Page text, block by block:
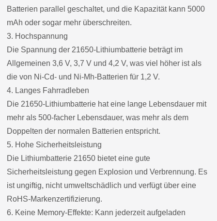
Batterien parallel geschaltet, und die Kapazität kann 5000
mAh oder sogar mehr überschreiten.
3. Hochspannung
Die Spannung der 21650-Lithiumbatterie beträgt im
Allgemeinen 3,6 V, 3,7 V und 4,2 V, was viel höher ist als
die von Ni-Cd- und Ni-Mh-Batterien für 1,2 V.
4. Langes Fahrradleben
Die 21650-Lithiumbatterie hat eine lange Lebensdauer mit
mehr als 500-facher Lebensdauer, was mehr als dem
Doppelten der normalen Batterien entspricht.
5. Hohe Sicherheitsleistung
Die Lithiumbatterie 21650 bietet eine gute
Sicherheitsleistung gegen Explosion und Verbrennung. Es
ist ungiftig, nicht umweltschädlich und verfügt über eine
RoHS-Markenzertifizierung.
6. Keine Memory-Effekte: Kann jederzeit aufgeladen